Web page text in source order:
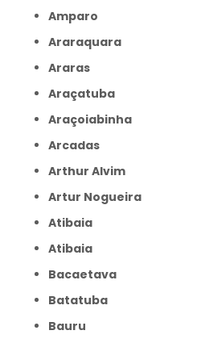
Amparo
Araraquara
Araras
Araçatuba
Araçoiabinha
Arcadas
Arthur Alvim
Artur Nogueira
Atibaia
Atibaia
Bacaetava
Batatuba
Bauru